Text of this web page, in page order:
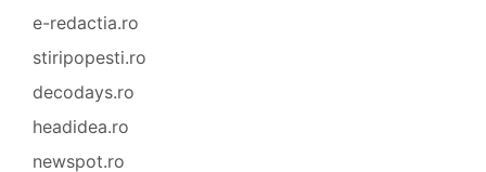
e-redactia.ro
stiripopesti.ro
decodays.ro
headidea.ro
newspot.ro